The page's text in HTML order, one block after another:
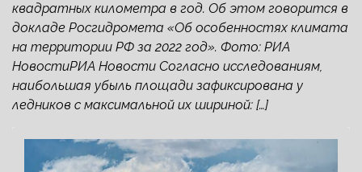
квадратных километра в год. Об этом говорится в
докладе Росгидромета «Об особенностях климата
на территории РФ за 2022 год». Фото: РИА
НовостиРИА Новости Согласно исследованиям,
наибольшая убыль площади зафиксирована у
ледников с максимальной их шириной: […]